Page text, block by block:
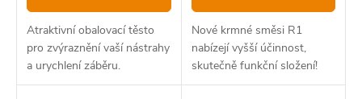
Atraktivní obalovací těsto
pro zvýraznění vaší nástrahy
a urychlení záběru.
Nové krmné směsi R1
nabízejí vyšší účinnost,
skutečně funkční složení!